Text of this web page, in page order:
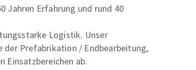
Jahren Erfahrung und rund 40
Logistik. Unser
der Prefabrikation / Endbearbeitung,
Einsatzbereichen ab.